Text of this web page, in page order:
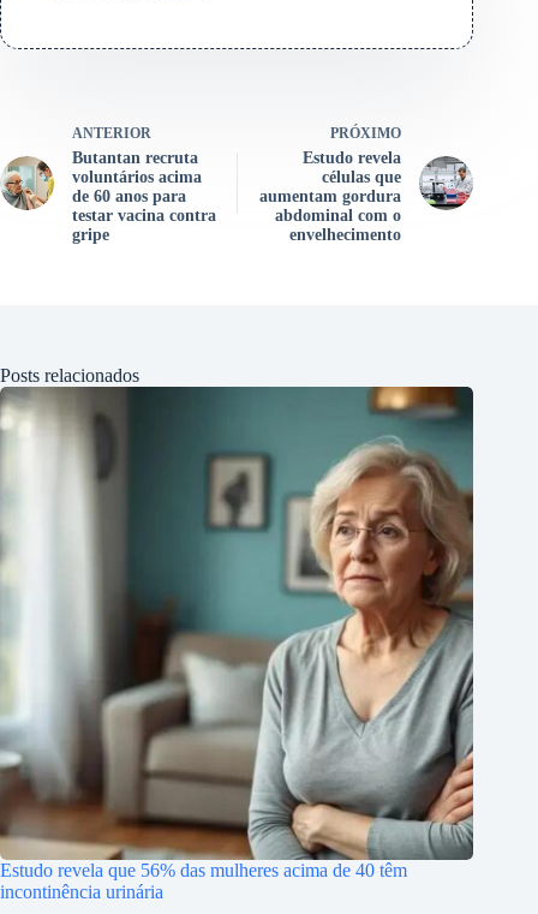
ANTERIOR
Butantan recruta
voluntários acima
de 60 anos para
testar vacina contra
gripe
PRÓXIMO
Estudo revela
células que
aumentam gordura
abdominal com o
envelhecimento
Posts relacionados
Estudo revela que 56% das mulheres acima de 40 têm
incontinência urinária